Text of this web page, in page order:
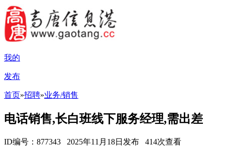
我的
发布
首页»招聘»业务/销售
电话销售,长白班线下服务经理,需出差
ID编号：877343 2025年11月18日发布 414次查看